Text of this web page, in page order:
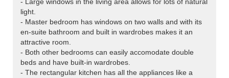
- Large windows in the living area allows for lots of natural
light.
- Master bedroom has windows on two walls and with its
en-suite bathroom and built in wardrobes makes it an
attractive room.
- Both other bedrooms can easily accomodate double
beds and have built-in wardrobes.
- The rectangular kitchen has all the appliances like a